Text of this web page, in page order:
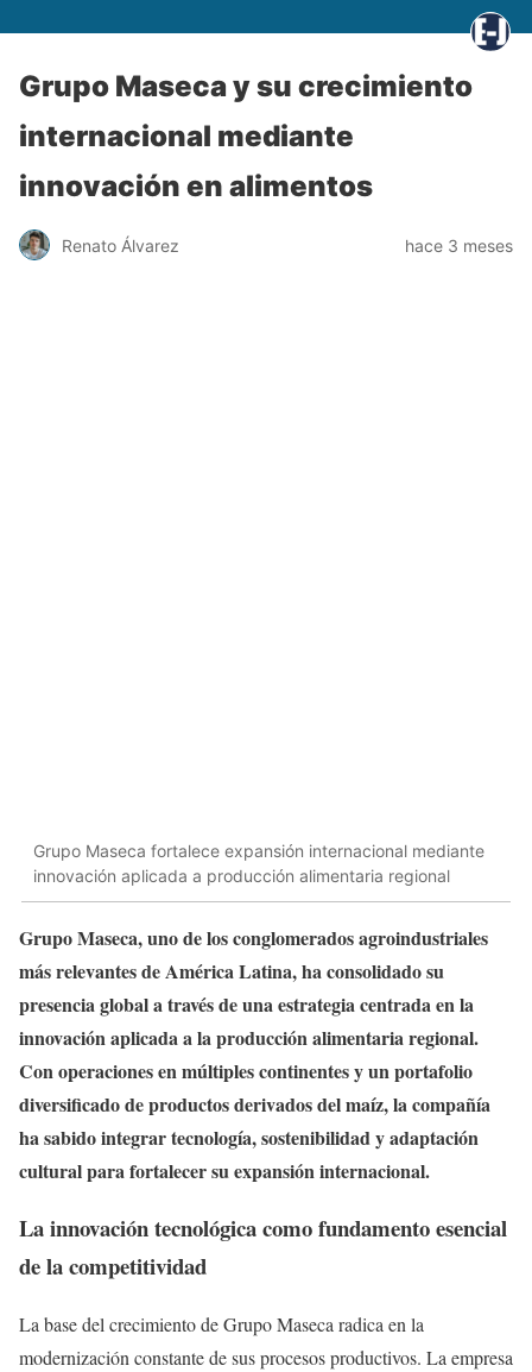
Grupo Maseca y su crecimiento
internacional mediante
innovación en alimentos
Renato Álvarez hace 3 meses
Grupo Maseca fortalece expansión internacional mediante
innovación aplicada a producción alimentaria regional
Grupo Maseca, uno de los conglomerados agroindustriales
más relevantes de América Latina, ha consolidado su
presencia global a través de una estrategia centrada en la
innovación aplicada a la producción alimentaria regional.
Con operaciones en múltiples continentes y un portafolio
diversificado de productos derivados del maíz, la compañía
ha sabido integrar tecnología, sostenibilidad y adaptación
cultural para fortalecer su expansión internacional.
La innovación tecnológica como fundamento esencial
de la competitividad
La base del crecimiento de Grupo Maseca radica en la
modernización constante de sus procesos productivos. La empresa